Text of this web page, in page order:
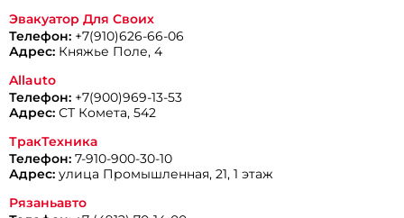
Эвакуатор Для Своих
Телефон: +7(910)626-66-06
Адрес: Княжье Поле, 4
Allauto
Телефон: +7(900)969-13-53
Адрес: СТ Комета, 542
ТракТехника
Телефон: 7-910-900-30-10
Адрес: улица Промышленная, 21, 1 этаж
Рязаньавто